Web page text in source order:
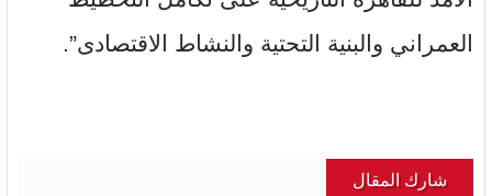
العمراني والبنية التحتية والنشاط الاقتصادى”.
شارك المقال